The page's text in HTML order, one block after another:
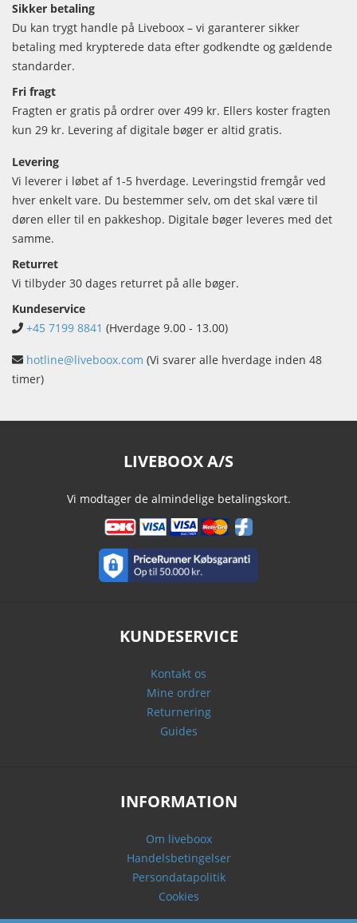
Sikker betaling
Du kan trygt handle på Liveboox – vi garanterer sikker
betaling med krypterede data efter godkendte og gældende
standarder.
Fri fragt
Fragten er gratis på ordrer over 499 kr. Ellers koster fragten
kun 29 kr. Levering af digitale bøger er altid gratis.
Levering
Vi leverer i løbet af 1-5 hverdage. Leveringstid fremgår ved
hver enkelt vare. Du bestemmer selv, om det skal være til
døren eller til en pakkeshop. Digitale bøger leveres med det
samme.
Returret
Vi tilbyder 30 dages returret på alle bøger.
Kundeservice
+45 7199 8841 (Hverdage 9.00 - 13.00)
hotline@liveboox.com (Vi svarer alle hverdage inden 48
timer)
LIVEBOOX A/S
Vi modtager de almindelige betalingskort.
KUNDESERVICE
Kontakt os
Mine ordrer
Returnering
Guides
INFORMATION
Om liveboox
Handelsbetingelser
Persondatapolitik
Cookies